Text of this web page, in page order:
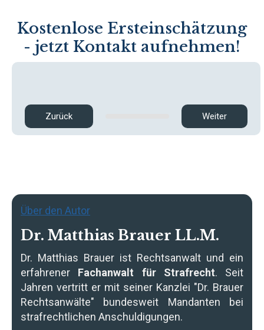
Kostenlose Ersteinschätzung
- jetzt Kontakt aufnehmen!
Zurück Weiter
Über den Autor
Dr. Matthias Brauer LL.M.
Dr. Matthias Brauer ist Rechtsanwalt und ein
erfahrener Fachanwalt für Strafrecht. Seit
Jahren vertritt er mit seiner Kanzlei "Dr. Brauer
Rechtsanwälte" bundesweit Mandanten bei
strafrechtlichen Anschuldigungen.